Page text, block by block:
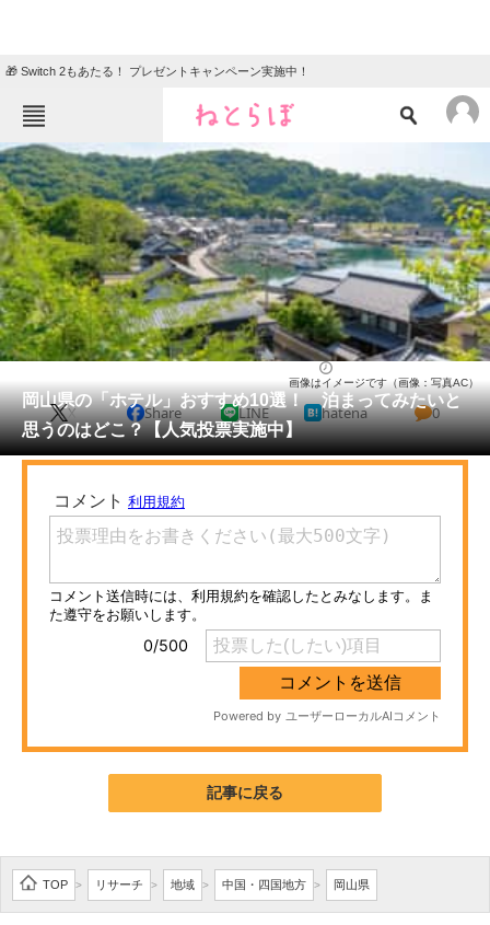
🎁 Switch 2もあたる！ プレゼントキャンペーン実施中！
ねとらぼメニュー
TOP ニュース
エンタメ クイズ
グルメ 地域
住まい 教育・育児
動物 リサーチ
会員記事
メディア
ITの今と未来を見通す
スマホと通信の最新トレンド
進化するPCとデバイスの未来
AI活用のいまが分かる
経営リーダーのコミュニティ
マーケ×ITの今がよく分かる
岡山県の「ホテル」おすすめ10選！ 泊まってみたいと
思うのはどこ？【人気投票実施中】
画像はイメージです（画像：写真AC）
X Share LINE hatena 0
記事に戻る
TOP > リサーチ > 地域 > 中国・四国地方 > 岡山県